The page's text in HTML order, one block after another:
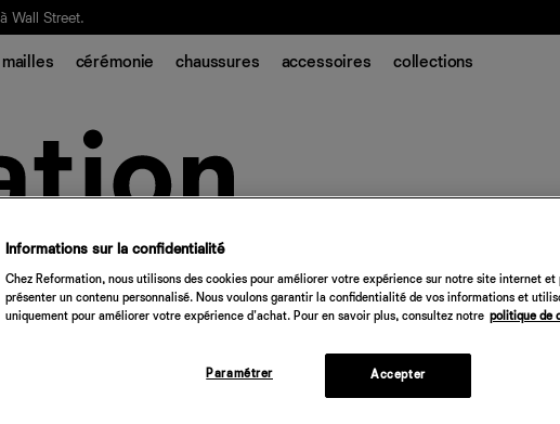
Wall Street.
mailles cérémonie chaussures accessoires collections
Informations sur la confidentialité
Chez Reformation, nous utilisons des cookies pour améliorer votre expérience sur notre site internet et
présenter un contenu personnalisé. Nous voulons garantir la confidentialité de vos informations et
uniquement pour améliorer votre expérience d'achat. Pour en savoir plus, consultez notre politique de
Paramétrer Accepter